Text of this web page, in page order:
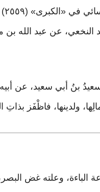
عن عبد الله بن
بنُ أبي سعيد، عن أبيه
ولدينها، فاظْفَز بذاتِ
الباءة، وعلته غض